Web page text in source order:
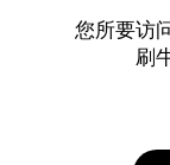
您所要访
刷